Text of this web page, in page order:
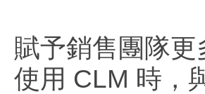
賦予銷售團隊
使用 CLM 時，